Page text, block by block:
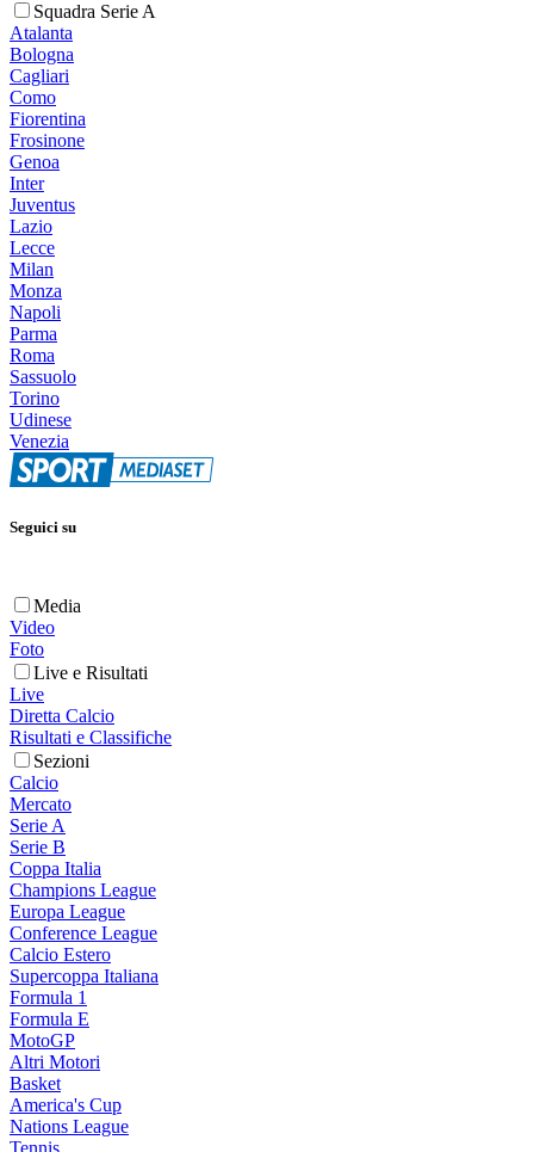
Squadra Serie A
Atalanta
Bologna
Cagliari
Como
Fiorentina
Frosinone
Genoa
Inter
Juventus
Lazio
Lecce
Milan
Monza
Napoli
Parma
Roma
Sassuolo
Torino
Udinese
Venezia
Seguici su
Media
Video
Foto
Live e Risultati
Live
Diretta Calcio
Risultati e Classifiche
Sezioni
Calcio
Mercato
Serie A
Serie B
Coppa Italia
Champions League
Europa League
Conference League
Calcio Estero
Supercoppa Italiana
Formula 1
Formula E
MotoGP
Altri Motori
Basket
America's Cup
Nations League
Tennis